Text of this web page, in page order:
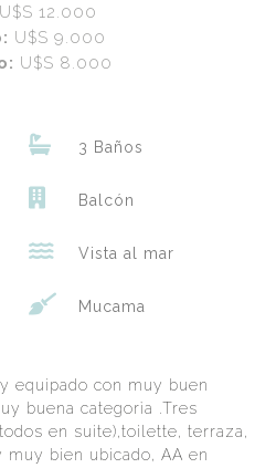
U$S 12.000
U$S 9.000
U$S 8.000
3 Baños
Balcón
Vista al mar
Mucama
equipado con muy buen
buena categorìa .Tres
en suite),toilette, terraza,
bien ubicado, AA en